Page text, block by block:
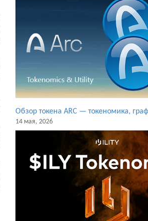
Обзор токена ARC — токеномика,
14 мая, 2026